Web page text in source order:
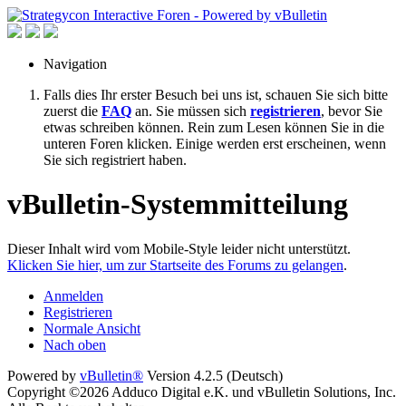
Navigation
Falls dies Ihr erster Besuch bei uns ist, schauen Sie sich bitte
zuerst die FAQ an. Sie müssen sich registrieren, bevor Sie
etwas schreiben können. Rein zum Lesen können Sie in die
unteren Foren klicken. Einige werden erst erscheinen, wenn
Sie sich registriert haben.
vBulletin-Systemmitteilung
Dieser Inhalt wird vom Mobile-Style leider nicht unterstützt.
Klicken Sie hier, um zur Startseite des Forums zu gelangen.
Anmelden
Registrieren
Normale Ansicht
Nach oben
Powered by vBulletin® Version 4.2.5 (Deutsch)
Copyright ©2026 Adduco Digital e.K. und vBulletin Solutions, Inc.